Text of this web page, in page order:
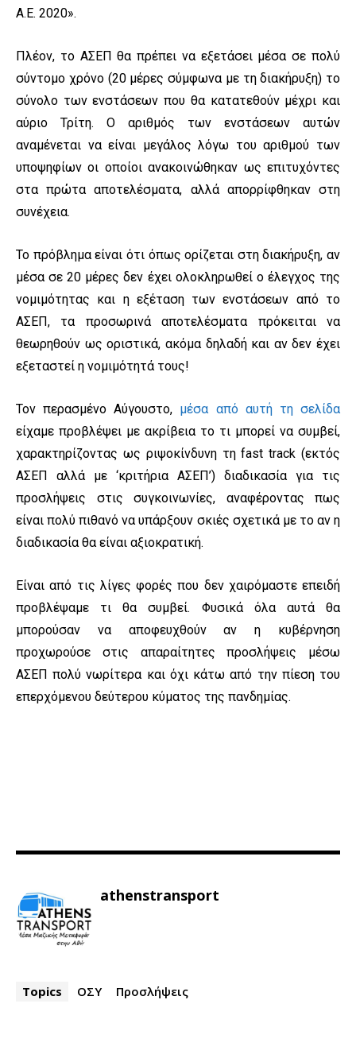
Α.Ε. 2020».
Πλέον, το ΑΣΕΠ θα πρέπει να εξετάσει μέσα σε πολύ
σύντομο χρόνο (20 μέρες σύμφωνα με τη διακήρυξη) το
σύνολο των ενστάσεων που θα κατατεθούν μέχρι και
αύριο Τρίτη. Ο αριθμός των ενστάσεων αυτών
αναμένεται να είναι μεγάλος λόγω του αριθμού των
υποψηφίων οι οποίοι ανακοινώθηκαν ως επιτυχόντες
στα πρώτα αποτελέσματα, αλλά απορρίφθηκαν στη
συνέχεια.
Το πρόβλημα είναι ότι όπως ορίζεται στη διακήρυξη, αν
μέσα σε 20 μέρες δεν έχει ολοκληρωθεί ο έλεγχος της
νομιμότητας και η εξέταση των ενστάσεων από το
ΑΣΕΠ, τα προσωρινά αποτελέσματα πρόκειται να
θεωρηθούν ως οριστικά, ακόμα δηλαδή και αν δεν έχει
εξεταστεί η νομιμότητά τους!
Τον περασμένο Αύγουστο, μέσα από αυτή τη σελίδα
είχαμε προβλέψει με ακρίβεια το τι μπορεί να συμβεί,
χαρακτηρίζοντας ως ριψοκίνδυνη τη fast track (εκτός
ΑΣΕΠ αλλά με ‘κριτήρια ΑΣΕΠ’) διαδικασία για τις
προσλήψεις στις συγκοινωνίες, αναφέροντας πως
είναι πολύ πιθανό να υπάρξουν σκιές σχετικά με το αν η
διαδικασία θα είναι αξιοκρατική.
Είναι από τις λίγες φορές που δεν χαιρόμαστε επειδή
προβλέψαμε τι θα συμβεί. Φυσικά όλα αυτά θα
μπορούσαν να αποφευχθούν αν η κυβέρνηση
προχωρούσε στις απαραίτητες προσλήψεις μέσω
ΑΣΕΠ πολύ νωρίτερα και όχι κάτω από την πίεση του
επερχόμενου δεύτερου κύματος της πανδημίας.
athenstransport
Topics ΟΣΥ Προσλήψεις